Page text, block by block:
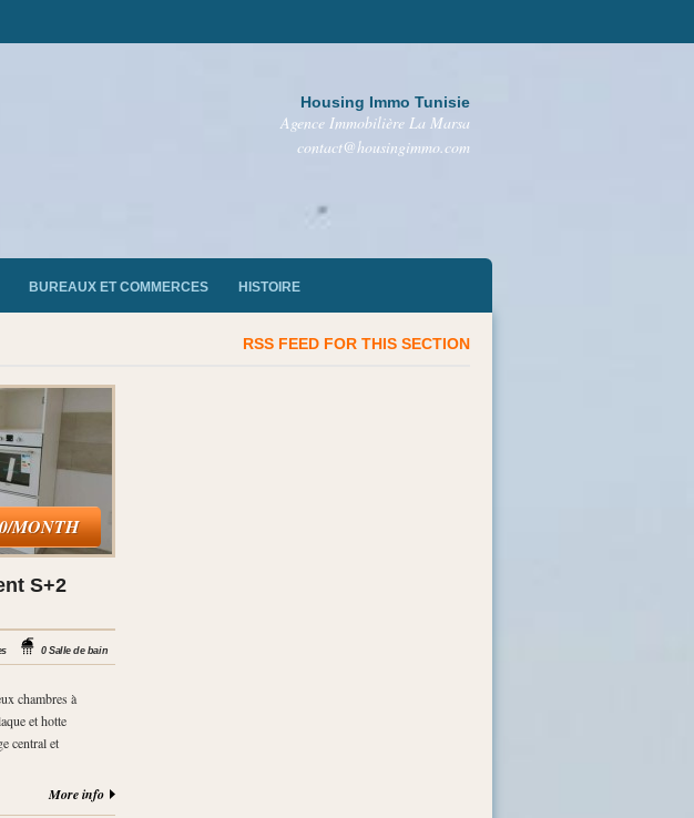
Housing Immo Tunisie
Agence Immobilière La Marsa
contact@housingimmo.com
BUREAUX ET COMMERCES HISTOIRE
RSS FEED FOR THIS SECTION
MONTH
S+2
0 Salle de bain
chambres à
et hotte
central et
More info